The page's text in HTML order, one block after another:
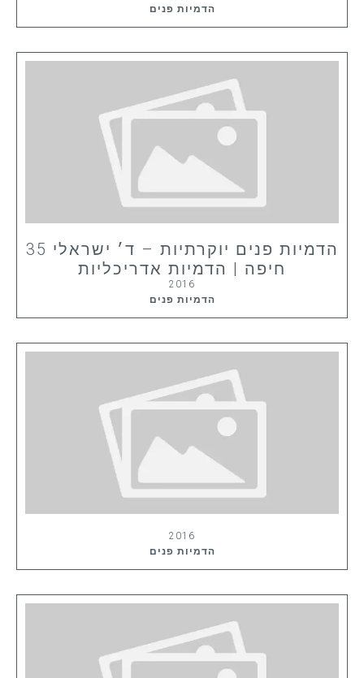
הדמיות פנים
הדמיות פנים יוקרתיות – ד׳ ישראלי 35
חיפה | הדמיות אדריכליות
2016
הדמיות פנים
2016
הדמיות פנים